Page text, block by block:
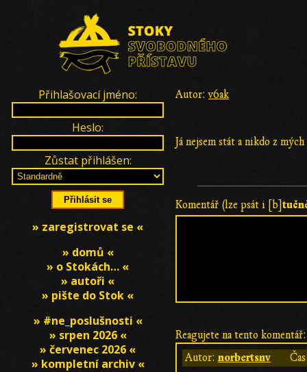
Autor:v6ak
Já nejsem stát a nikdo z
Komentář (lze psát i [b]
Reagujete na tento komentář:
Autor:norbertsnv
Přihlašovací jméno:
Heslo:
Zůstat přihlášen:
» zaregistrovat se «
» domů «
» o Stokách… «
» autoři «
» pište do Stok «
» #ne_poslušnosti «
» srpen 2026 «
» červenec 2026 «
» kompletní archiv «